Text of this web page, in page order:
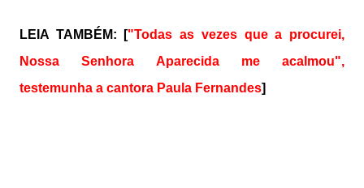
LEIA TAMBÉM: ["Todas as vezes que a procurei,
Nossa Senhora Aparecida me acalmou",
testemunha a cantora Paula Fernandes]